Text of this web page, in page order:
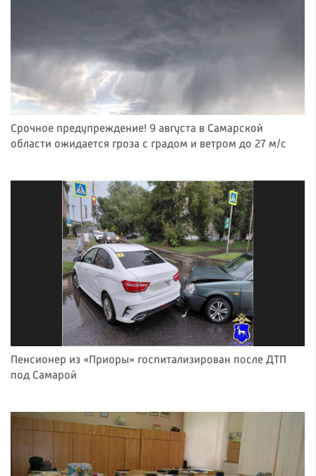
Срочное предупреждение! 9 августа в Самарской
области ожидается гроза с градом и ветром до 27 м/с
Пенсионер из «Приоры» госпитализирован после ДТП
под Самарой